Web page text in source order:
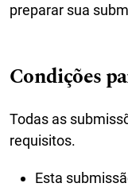
preparar sua
Condições
Todas as
requisitos.
Esta